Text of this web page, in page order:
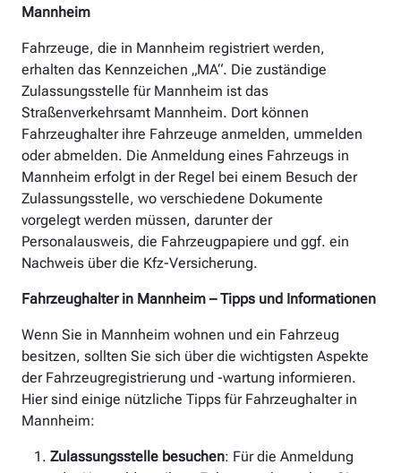
Mannheim
Fahrzeuge, die in Mannheim registriert werden,
erhalten das Kennzeichen „MA“. Die zuständige
Zulassungsstelle für Mannheim ist das
Straßenverkehrsamt Mannheim. Dort können
Fahrzeughalter ihre Fahrzeuge anmelden, ummelden
oder abmelden. Die Anmeldung eines Fahrzeugs in
Mannheim erfolgt in der Regel bei einem Besuch der
Zulassungsstelle, wo verschiedene Dokumente
vorgelegt werden müssen, darunter der
Personalausweis, die Fahrzeugpapiere und ggf. ein
Nachweis über die Kfz-Versicherung.
Fahrzeughalter in Mannheim – Tipps und Informationen
Wenn Sie in Mannheim wohnen und ein Fahrzeug
besitzen, sollten Sie sich über die wichtigsten Aspekte
der Fahrzeugregistrierung und -wartung informieren.
Hier sind einige nützliche Tipps für Fahrzeughalter in
Mannheim:
Zulassungsstelle besuchen: Für die Anmeldung